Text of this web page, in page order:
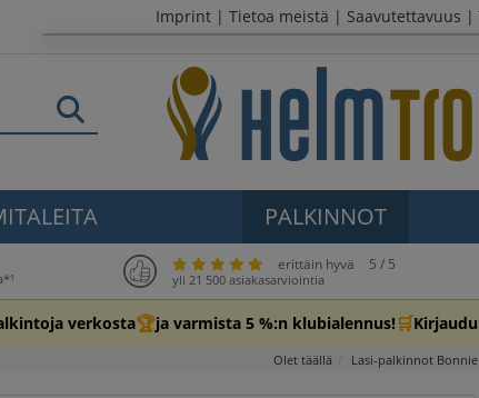
Imprint | Tietoa meistä | Saavutettavuus |
PALKINNOT
erittäin hyvä 5 / 5
yli 21 500 asiakasarviointia
verkosta🏆ja varmista 5 %:n klubialennus! 🛒
Olet täällä Lasi-palkinnot Bonnie